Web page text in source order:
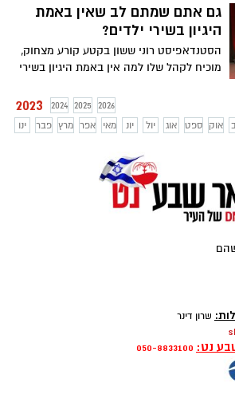
במציאות הקשה בישראל. גפן כתב, הלחין,
עיבד והפיק מוזיקלית את השיר. האזינו
גם אתם שמתם לב שאין באמת
היגיון בשירי ילדים?
הסטנדאפיסט רוני ששון בקטע קורע מצחוק,
מוכיח לקהל שלו למה אין באמת היגיון בשירי
2023 2024 2025
2026
ינו
פבר מרץ אפר מאי יונ יול אוג ספט אוק
שרון דינר
נט: 050-8833100